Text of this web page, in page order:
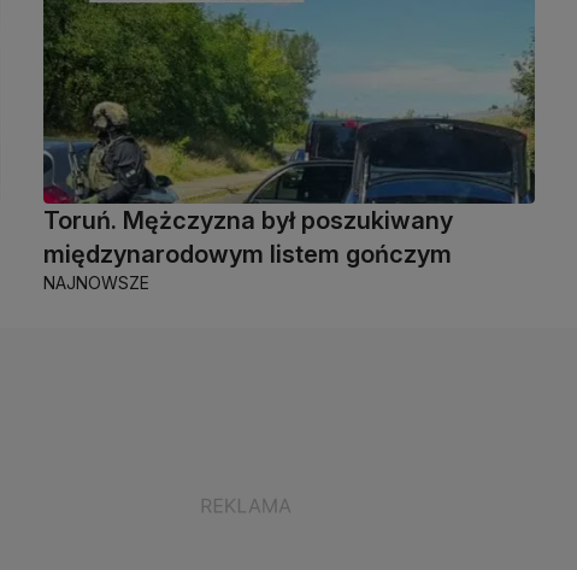
Toruń. Mężczyzna był poszukiwany
międzynarodowym listem gończym
NAJNOWSZE